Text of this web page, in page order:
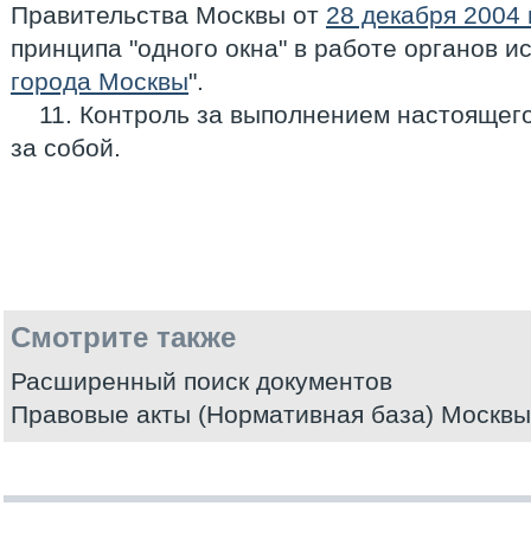
Правительства Москвы от 28 декабря 2004
принципа "одного окна" в работе органов
города Москвы".
11. Контроль за выполнением
за собой.
Смотрите также
Расширенный поиск документов
Правовые акты (Нормативная база) Москвы